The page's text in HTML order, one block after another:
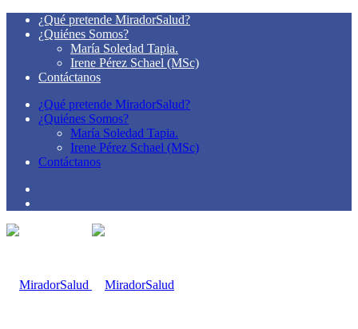
¿Qué pretende MiradorSalud?
¿Quiénes Somos?
María Soledad Tapia.
Irene Pérez Schael (MSc)
Contáctanos
¿Qué pretende MiradorSalud?
¿Quiénes Somos?
María Soledad Tapia.
Irene Pérez Schael (MSc)
Contáctanos